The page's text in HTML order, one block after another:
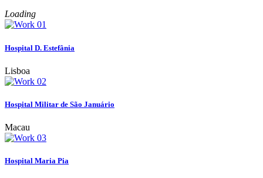
Loading
Hospital D. Estefânia
Lisboa
Hospital Militar de São Januário
Macau
Hospital Maria Pia